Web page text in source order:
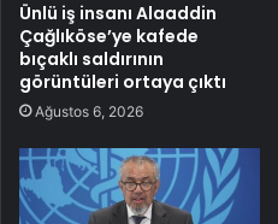
Ünlü iş insanı Alaaddin
Çağlıköse’ye kafede
bıçaklı saldırının
görüntüleri ortaya çıktı
Ağustos 6, 2026